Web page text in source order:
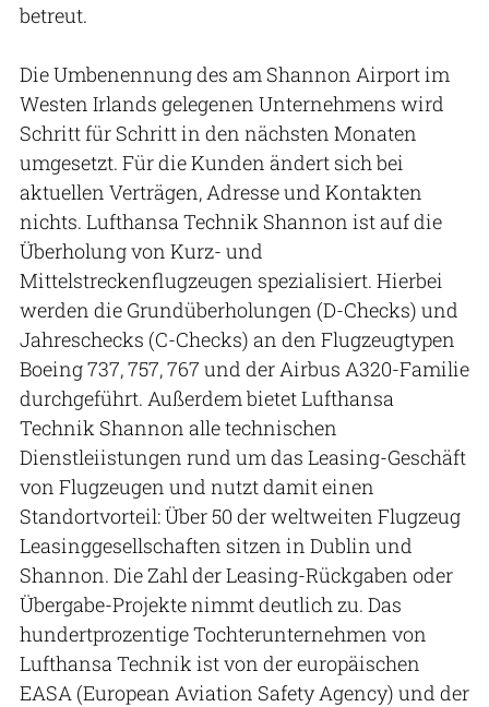
betreut.
Die Umbenennung des am Shannon Airport im
Westen Irlands gelegenen Unternehmens wird
Schritt für Schritt in den nächsten Monaten
umgesetzt. Für die Kunden ändert sich bei
aktuellen Verträgen, Adresse und Kontakten
nichts. Lufthansa Technik Shannon ist auf die
Überholung von Kurz- und
Mittelstreckenflugzeugen spezialisiert. Hierbei
werden die Grundüberholungen (D-Checks) und
Jahreschecks (C-Checks) an den Flugzeugtypen
Boeing 737, 757, 767 und der Airbus A320-Familie
durchgeführt. Außerdem bietet Lufthansa
Technik Shannon alle technischen
Dienstleiistungen rund um das Leasing-Geschäft
von Flugzeugen und nutzt damit einen
Standortvorteil: Über 50 der weltweiten Flugzeug
Leasinggesellschaften sitzen in Dublin und
Shannon. Die Zahl der Leasing-Rückgaben oder
Übergabe-Projekte nimmt deutlich zu. Das
hundertprozentige Tochterunternehmen von
Lufthansa Technik ist von der europäischen
EASA (European Aviation Safety Agency) und der